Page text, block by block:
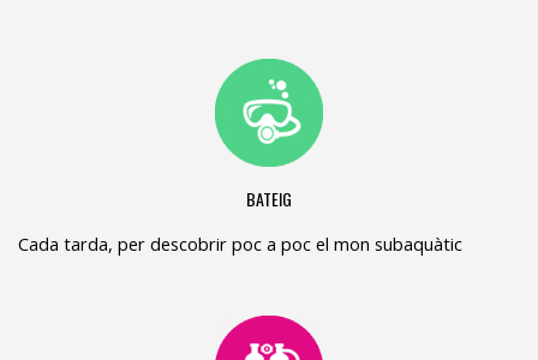
BATEIG
Cada tarda, per descobrir poc a poc el mon subaquàtic